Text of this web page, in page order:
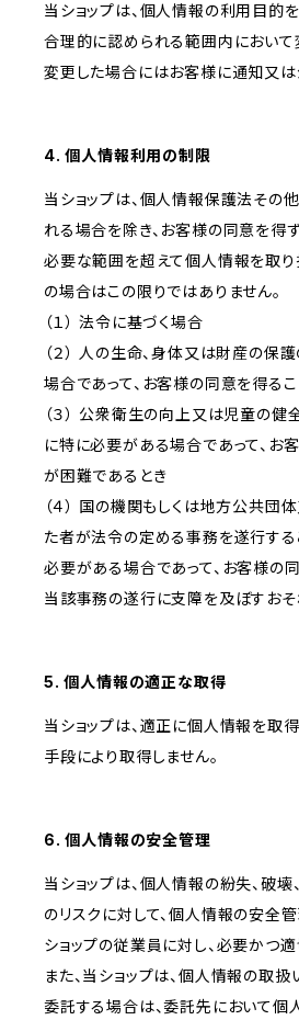
当ショップは、個人情報の利用目的
合理的に認められる範囲内において
変更した場合にはお客様に通知又は
4. 個人情報利用の制限
当ショップは、個人情報保護法その
れる場合を除き、お客様の同意を得
必要な範囲を超えて個人情報を取り
の場合はこの限りではありません。
（１） 法令に基づく場合
（２） 人の生命、身体又は財産の保
場合であって、お客様の同意を得る
（３） 公衆衛生の向上又は児童の
に特に必要がある場合であって、お
が困難であるとき
（４） 国の機関もしくは地方公共団
た者が法令の定める事務を遂行する
必要がある場合であって、お客様の
当該事務の遂行に支障を及ぼすお
5. 個人情報の適正な取得
当ショップは、適正に個人情報を取
手段により取得しません。
6. 個人情報の安全管理
当ショップは、個人情報の紛失、破
のリスクに対して、個人情報の安全
ショップの従業員に対し、必要かつ
また、当ショップは、個人情報の取
委託する場合は、委託先において個